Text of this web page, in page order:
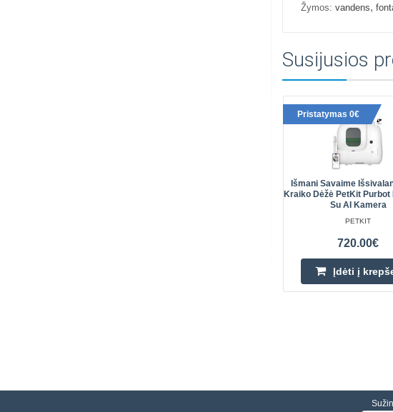
Žymos: vandens,
Susijusios
Pristatymas 0€
Išmani Savaime
Kraiko Dėžė PetKit Purbot
Su AI Kamera
PETKIT
720.00€
Įdėti į